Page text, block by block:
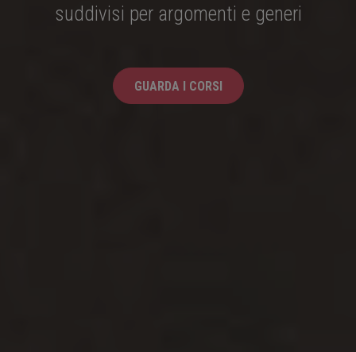
suddivisi per argomenti e generi
GUARDA I CORSI